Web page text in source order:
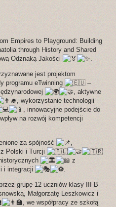
Empires to Playground: Building
through History and Shared
Odznaką Jakości
.
jest projektom
programu eTwinning
–
, aktywne
, wykorzystanie technologii
, innowacyjne podejście do
na rozwój kompetencji
za spójność
,
Polski i Turcji
z
i integracji
.
grupę 12 uczniów klasy III B
Małgorzatę Leszkowicz i
, we współpracy ze szkołą